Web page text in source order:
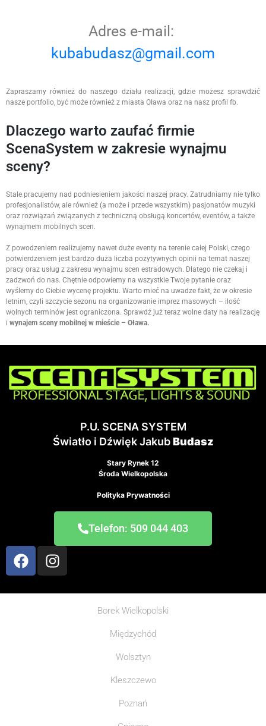
Adres e-mail:
kubabudasz@gmail.com
Zapraszamy również do naszego działu realizacji, gdzie możesz sprawdzić
nasze portfolio, być może również z miasta Oława oraz na nasz profil fb.
Dlaczego warto zaufać firmie
ScenaSystem w zakresie wynajmu
sceny?
Stale pracujemy nad podniesieniem jakości naszej pracy. Zatrudniamy nie tylko
profesjonalistów, ale również (a może i przede wszystkim) pasjonatów muzyki
oraz rozwiązań związanych z techniczną obsługą koncertów, eventów, a także
wynajmem mobilnych scen.
Z powodzeniem realizujemy nawet duże eventy na terenie całej Polski, czego
potwierdzeniem jest bardzo duża liczba pozytywnych opinii na temat naszej
pracy oraz usług z zakresu wynajmu scen estradowych. Dlatego nie czekaj i
zadzwoń do nas. Chętnie odpowiemy na wszystkie Twoje pytanie oraz
wyślemy do Ciebie wycenę projektu. Warto mieć na uwadze fakt, że w okresie
letnim, czyli szczycie sezonu na organizowanie imprez masowych – ilość
wolnych terminów jest ograniczona. Sprawdź już teraz wolne daty na realizację
i wynajem sceny mobilnej w mieście – Oława.
P.U. SCENA SYSTEM
Światło i Dźwięk JakubBudasz
Stary Rynek 12
Środa Wielkopolska
Polityka Prywatności
Telefon: 509 044 403
Borek Wielkopolski
Międzychód
Wolsztyn
Kleszczewo
Poznań